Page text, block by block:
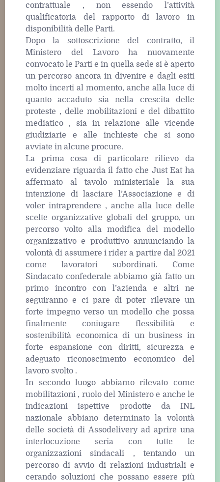
contrattuale , non essendo l’attività
qualificatoria del rapporto di lavoro in
disponibilità delle Parti.
Dopo la sottoscrizione del contratto, il
Ministero del Lavoro ha nuovamente
convocato le Parti e in quella sede si è aperto
un percorso ancora in divenire e dagli esiti
molto incerti al momento, anche alla luce di
quanto accaduto sia nella crescita delle
proteste , delle mobilitazioni e del dibattito
mediatico , sia in relazione alle vicende
giudiziarie e alle inchieste che si sono
avviate in alcune procure.
La prima cosa di particolare rilievo da
evidenziare riguarda il fatto che Just Eat ha
affermato al tavolo ministeriale la sua
intenzione di lasciare l’Associazione e di
voler intraprendere , anche alla luce delle
scelte organizzative globali del gruppo, un
percorso volto alla modifica del modello
organizzativo e produttivo annunciando la
volontà di assumere i rider a partire dal 2021
come lavoratori subordinati. Come
Sindacato confederale abbiamo già fatto un
primo incontro con l’azienda e altri ne
seguiranno e ci pare di poter rilevare un
forte impegno verso un modello che possa
finalmente coniugare flessibilità e
sostenibilità economica di un business in
forte espansione con diritti, sicurezza e
adeguato riconoscimento economico del
lavoro svolto .
In secondo luogo abbiamo rilevato come
mobilitazioni , ruolo del Ministero e anche le
indicazioni ispettive prodotte da INL
nazionale abbiano determinato la volontà
delle società di Assodelivery ad aprire una
interlocuzione seria con tutte le
organizzazioni sindacali , tentando un
percorso di avvio di relazioni industriali e
cerando soluzioni che possano essere più